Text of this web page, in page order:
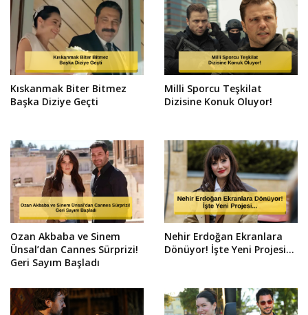
Kıskanmak Biter Bitmez
Başka Diziye Geçti
Milli Sporcu Teşkilat
Dizisine Konuk Oluyor!
Ozan Akbaba ve Sinem
Ünsal’dan Cannes Sürprizi!
Geri Sayım Başladı
Nehir Erdoğan Ekranlara
Dönüyor! İşte Yeni Projesi...